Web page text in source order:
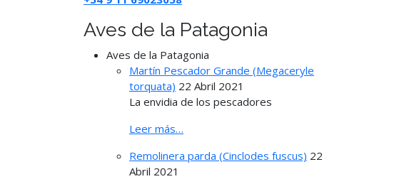
Aves de la Patagonia
Aves de la Patagonia
Martín Pescador Grande (Megaceryle
torquata) 22 Abril 2021
La envidia de los pescadores
Leer más…
Remolinera parda (Cinclodes fuscus) 22
Abril 2021